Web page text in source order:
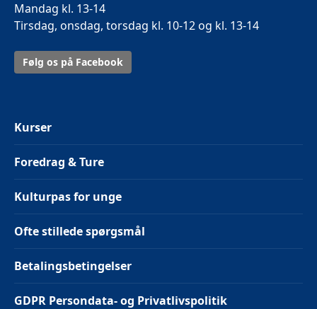
Mandag kl. 13-14
Tirsdag, onsdag, torsdag kl. 10-12 og kl. 13-14
Følg os på Facebook
Kurser
Foredrag & Ture
Kulturpas for unge
Ofte stillede spørgsmål
Betalingsbetingelser
GDPR Persondata- og Privatlivspolitik